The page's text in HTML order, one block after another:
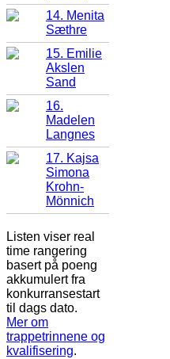
14. Menita
Sæthre
15. Emilie
Akslen
Sand
16.
Madelen
Langnes
17. Kajsa
Simona
Krohn-
Mönnich
Listen viser real
time rangering
basert på poeng
akkumulert fra
konkurransestart
til dags dato.
Mer om
trappetrinnene og
kvalifisering.